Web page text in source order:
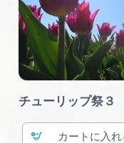
チューリップ祭３
カート